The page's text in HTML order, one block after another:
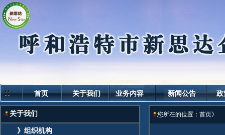
首页 关于我们 业务内容 新闻公告 政
关于我们
》组织机构
您所在的位置：首页》